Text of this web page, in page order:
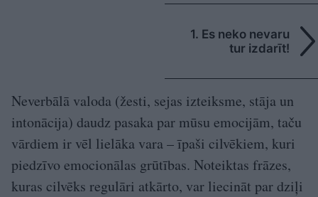
1. Es neko nevaru
tur izdarīt!
Neverbālā valoda (žesti, sejas izteiksme, stāja un
intonācija) daudz pasaka par mūsu emocijām, taču
vārdiem ir vēl lielāka vara – īpaši cilvēkiem, kuri
piedzīvo emocionālas grūtības. Noteiktas frāzes,
kuras cilvēks regulāri atkārto, var liecināt par dziļi